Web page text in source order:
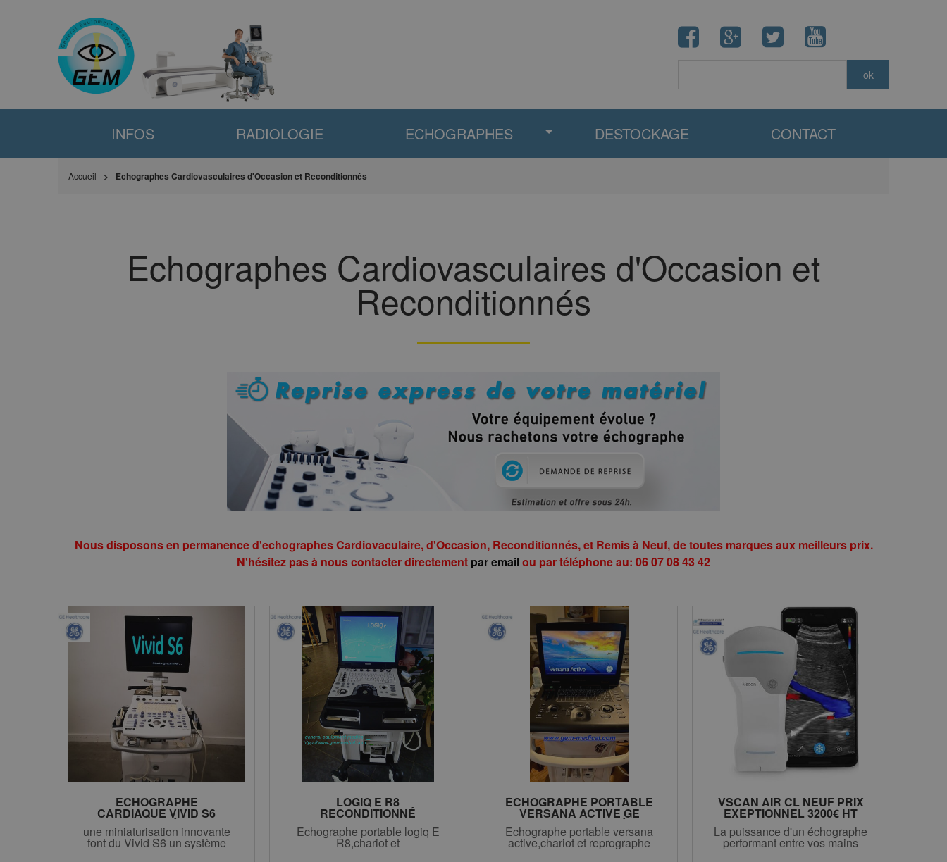
INFOS RADIOLOGIE ECHOGRAPHES DESTOCKAGE CONTACT
Accueil Echographes Cardiovasculaires d'Occasion et Reconditionnés
Echographes Cardiovasculaires d'Occasion et
Reconditionnés
Nous disposons en permanence d'echographes Cardiovaculaire, d'Occasion, Reconditionnés, et Remis à Neuf, de toutes marques aux meilleurs prix.
N'hésitez pas à nous contacter directement par emailou par téléphone au: 06 07 08 43 42
ECHOGRAPHE
CARDIAQUE VIVID S6
RECONDITIONNÉ 8000€ HT
une miniaturisation innovante
font du Vivid S6 un système
LOGIQ E R8
RECONDITIONNÉ
FABRIQATION 2023
Echographe portable logiq E
R8,chariot et
reprographe(option)
ÉCHOGRAPHE PORTABLE
VERSANA ACTIVE GE
RECONDITIONNÉ
Echographe portable versana
active,chariot et reprographe
VSCAN AIR CL NEUF PRIX
EXEPTIONNEL 3200€ HT
La puissance d'un échographe
performant entre vos mains